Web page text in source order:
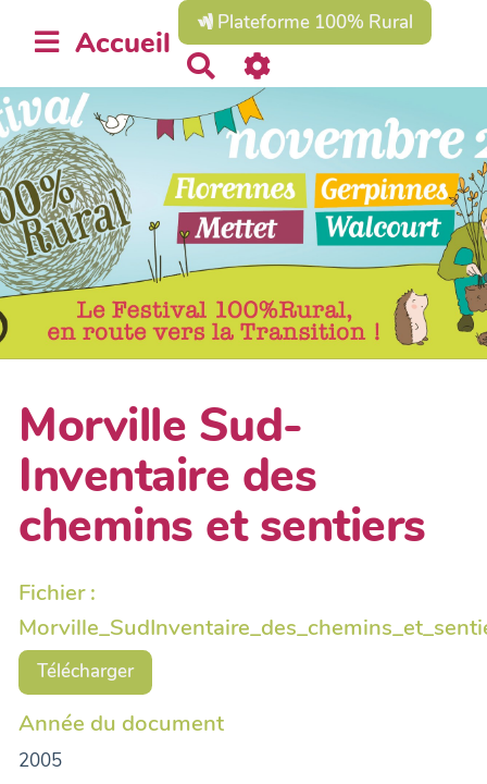
Accueil
Plateforme 100% Rural
e
c
h
e
r
c
r
Morville Sud-
Inventaire des
chemins et sentiers
Fichier :
Télécharger
Année du document
2005